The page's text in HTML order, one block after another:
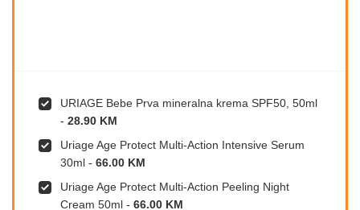
URIAGE Bebe Prva mineralna krema SPF50, 50ml
- 28.90 KM
Uriage Age Protect Multi-Action Intensive Serum
30ml - 66.00 KM
Uriage Age Protect Multi-Action Peeling Night
Cream 50ml - 66.00 KM